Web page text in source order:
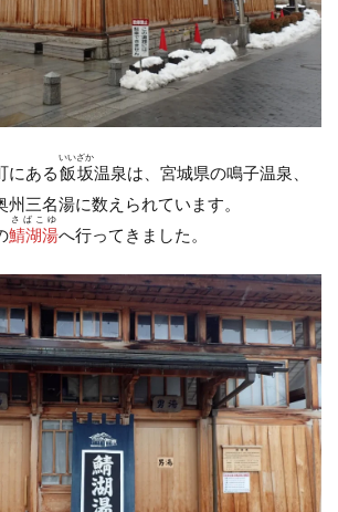
にある飯坂
いいざか
温泉は、宮城県の鳴子温泉、
三名湯に数えられています。
鯖湖湯
さばこゆ
へ行ってきました。